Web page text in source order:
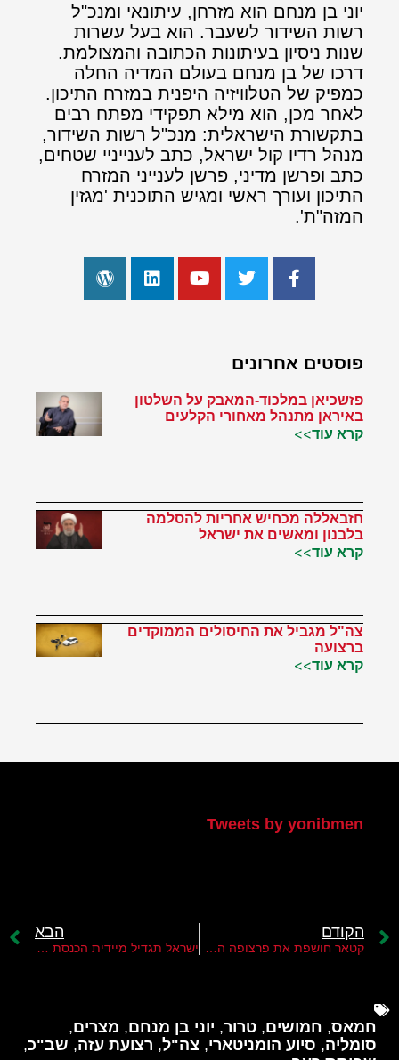
יוני בן מנחם הוא מזרחן, עיתונאי ומנכ"ל
רשות השידור לשעבר. הוא בעל עשרות
שנות ניסיון בעיתונות הכתובה והמצולמת.
דרכו של בן מנחם בעולם המדיה החלה
כמפיק של הטלוויזיה היפנית במזרח התיכון.
לאחר מכן, הוא מילא תפקידי מפתח רבים
בתקשורת הישראלית: מנכ"ל רשות השידור,
מנהל רדיו קול ישראל, כתב לענייניי שטחים,
כתב ופרשן מדיני, פרשן לענייני המזרח
התיכון ועורך ראשי ומגיש התוכנית 'מגזין
המזה"ת'.
פוסטים אחרונים
פזשכיאן במלכוד-המאבק על השלטון
באיראן מתנהל מאחורי הקלעים
קרא עוד>>
חזבאללה מכחיש אחריות להסלמה
בלבנון ומאשים את ישראל
קרא עוד>>
צה"ל מגביל את החיסולים הממוקדים
ברצועה
קרא עוד>>
Tweets by yonibmen
הקודם הבא
חמאס, חמושים, טרור, יוני בן מנחם, מצרים,
סומליה, סיוע הומניטארי, צה"ל, רצועת עזה, שב"כ,